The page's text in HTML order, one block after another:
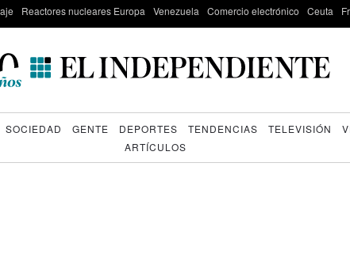
Reactores nucleares Europa Venezuela Comercio electrónico Ceuta
SOCIEDAD GENTE DEPORTES TENDENCIAS TELEVISIÓN
ARTÍCULOS